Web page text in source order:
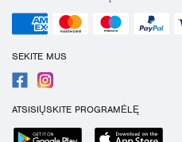
SEKITE MUS
ATSISIŲSKITE PROGRAMĖLĘ